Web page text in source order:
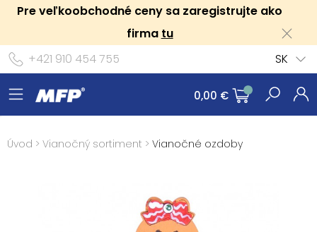
Pre veľkoobchodné ceny sa zaregistrujte ako
firma tu
+421 910 454 755
SK
0,00 €
Úvod > Vianočný sortiment > Vianočné ozdoby